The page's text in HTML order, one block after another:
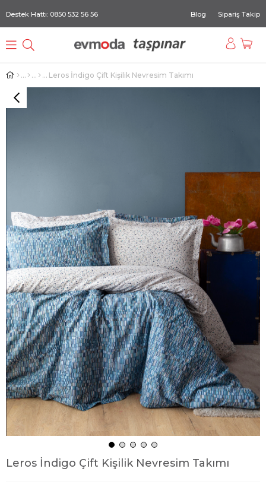
Destek Hattı: 0850 532 56 56 Blog Sipariş Takip
Leros İndigo Çift Kişilik Nevresim Takımı
Leros İndigo Çift Kişilik Nevresim Takımı